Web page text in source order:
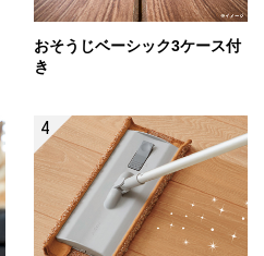
おそうじベーシック3ケース付
き